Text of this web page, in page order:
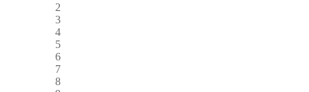
2
3
4
5
6
7
8